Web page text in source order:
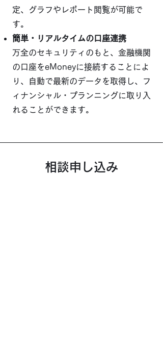
定、グラフやレポート閲覧が可能で
す。
簡単・リアルタイムの口座連携
万全のセキュリティのもと、​金融機関
の口座をeMoneyに接続することによ
り、自動で最新のデータを取得し、フ
ィナンシャル・プランニングに取り入
れることができます。
相談申し込み